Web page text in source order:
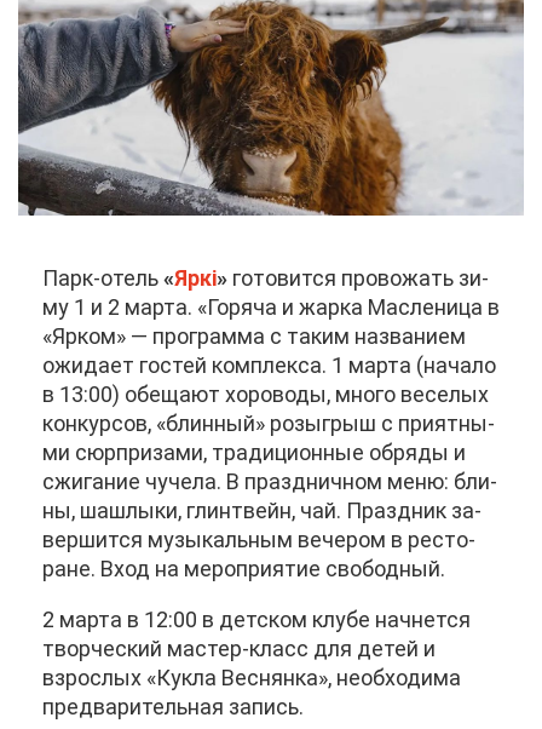
Парк-отель«Яркі» го­то­вит­ся про­во­жать зи­
му 1 и 2 мар­та. «Го­ря­ча и жар­ка Мас­ле­ни­ца в
«Яр­ком» — про­грам­ма с та­ким на­зва­ни­ем
ожи­да­ет го­стей ком­плек­са. 1 мар­та (на­ча­ло
в 13:00) обе­ща­ют хо­ро­во­ды, мно­го ве­се­лых
кон­кур­сов, «блин­ный» розыг­рыш с при­ят­ны­
ми сюр­при­за­ми, тра­ди­ци­он­ные об­ря­ды и
сжи­га­ние чу­че­ла. В празд­нич­ном ме­ню: бли­
ны, шаш­лы­ки, глинт­вейн, чай. Празд­ник за­
вер­шит­ся му­зы­каль­ным ве­че­ром в ре­сто­
ране. Вход на ме­ро­при­я­тие сво­бод­ный.
2 мар­та в 12:00 в дет­ском клу­бе нач­нет­ся
твор­че­ский ма­стер-класс для де­тей и
взрос­лых «Кук­ла Вес­нян­ка», необ­хо­ди­ма
пред­ва­ри­тель­ная за­пись.